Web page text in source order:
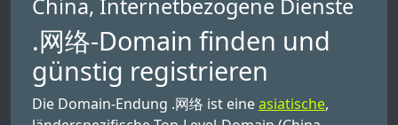
China, Internetbezogene Dienste
.网络-Domain finden und
günstig registrieren
Die Domain-Endung .网络 ist eineasiatische,